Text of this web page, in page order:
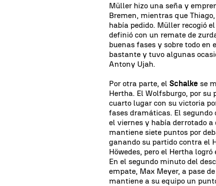
Müller hizo una seña y
Bremen, mientras que
había pedido. Müller recogió
definió con un remate de
buenas fases y sobre todo
bastante y tuvo algunas
Antony Ujah.
Por otra parte, elSchalke se
Hertha. El Wolfsburgo, por su
cuarto lugar con su victoria
fases dramáticas. El segundo
el viernes y había derrotado
mantiene siete puntos por
ganando su partido contra el
Höwedes, pero el Hertha
En el segundo minuto del
empate, Max Meyer, a pase
mantiene a su equipo un